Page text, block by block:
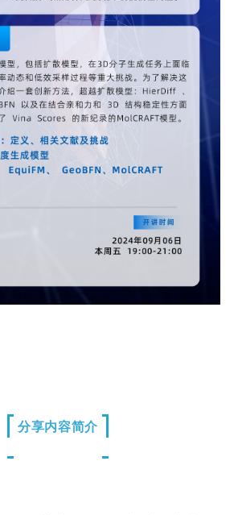
分享内容简介